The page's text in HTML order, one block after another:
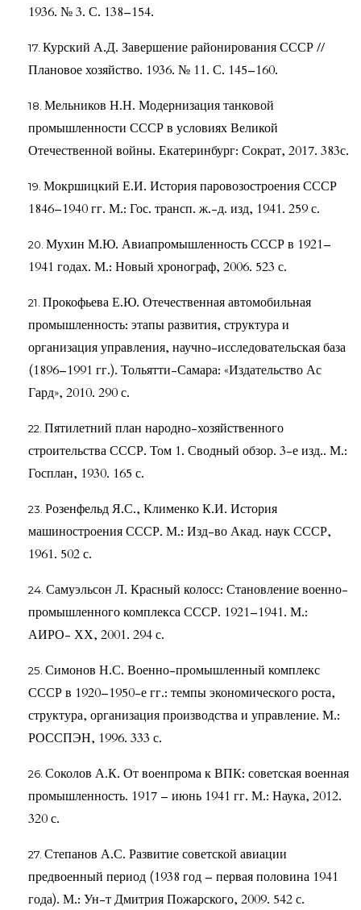
1936. № 3. С. 138–154.
Курский А.Д. Завершение районирования СССР //
Плановое хозяйство. 1936. № 11. С. 145–160.
Мельников Н.Н. Модернизация танковой
промышленности СССР в условиях Великой
Отечественной войны. Екатеринбург: Сократ, 2017. 383с.
Мокршицкий Е.И. История паровозостроения СССР
1846–1940 гг. М.: Гос. трансп. ж.-д. изд, 1941. 259 с.
Мухин М.Ю. Авиапромышленность СССР в 1921–
1941 годах. М.: Новый хронограф, 2006. 523 с.
Прокофьева Е.Ю. Отечественная автомобильная
промышленность: этапы развития, структура и
организация управления, научно-исследовательская база
(1896–1991 гг.). Тольятти-Самара: «Издательство Ас
Гард», 2010. 290 с.
Пятилетний план народно-хозяйственного
строительства СССР. Том 1. Сводный обзор. 3-е изд.. М.:
Госплан, 1930. 165 с.
Розенфельд Я.С., Клименко К.И. История
машиностроения СССР. М.: Изд-во Акад. наук СССР,
1961. 502 с.
Самуэльсон Л. Красный колосс: Становление военно-
промышленного комплекса СССР. 1921–1941. М.:
АИРО- ХХ, 2001. 294 с.
Симонов Н.С. Военно-промышленный комплекс
СССР в 1920–1950-е гг.: темпы экономического роста,
структура, организация производства и управление. М.:
РОССПЭН, 1996. 333 с.
Соколов А.К. От военпрома к ВПК: советская военная
промышленность. 1917 – июнь 1941 гг. М.: Наука, 2012.
320 с.
Степанов А.С. Развитие советской авиации
предвоенный период (1938 год – первая половина 1941
года). М.: Ун-т Дмитрия Пожарского, 2009. 542 с.